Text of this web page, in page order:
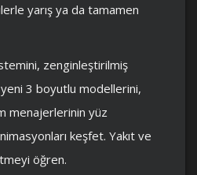
yarış ya da tamamen
zenginleştirilmiş
3 boyutlu modellerini,
menajerlerinin yüz
keşfet. Yakıt ve
öğren.